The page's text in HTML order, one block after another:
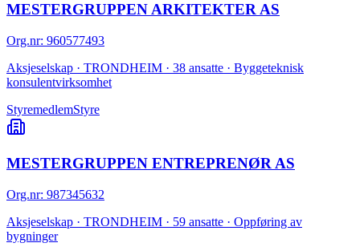
MESTERGRUPPEN ARKITEKTER AS
Org.nr: 960577493
Aksjeselskap · TRONDHEIM · 38 ansatte · Byggeteknisk
konsulentvirksomhet
StyremedlemStyre
MESTERGRUPPEN ENTREPRENØR AS
Org.nr: 987345632
Aksjeselskap · TRONDHEIM · 59 ansatte · Oppføring av
bygninger